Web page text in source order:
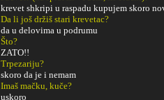
krevet shkripi u raspadu kupujem skoro
Da li još držiš stari krevetac?
da u delovima u podrumu
Što?
ZATO!!
Trpezariju?
skoro da je i nemam
Imaš mačku, kuče?
uskoro